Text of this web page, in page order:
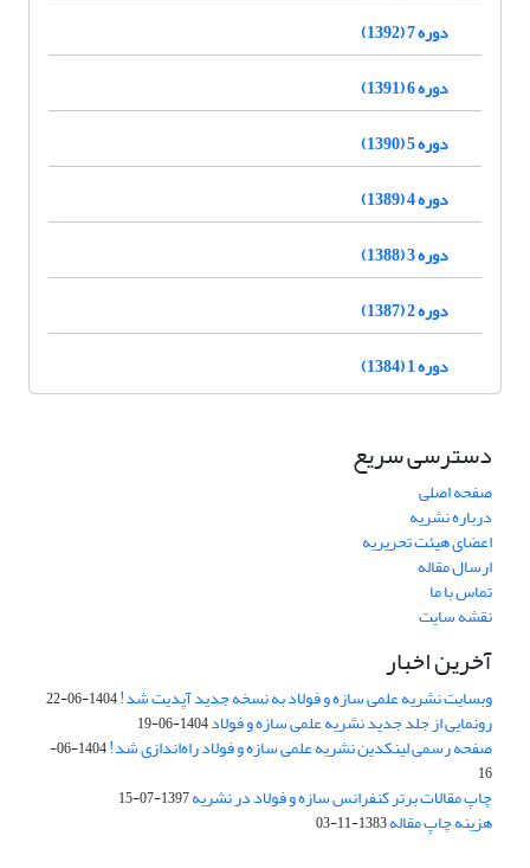
دوره 7 (1392)
دوره 6 (1391)
دوره 5 (1390)
دوره 4 (1389)
دوره 3 (1388)
دوره 2 (1387)
دوره 1 (1384)
دسترسی سریع
صفحه اصلی
درباره نشریه
اعضای هیئت تحریریه
ارسال مقاله
تماس با ما
نقشه سایت
آخرین اخبار
وبسایت نشریه علمی سازه و فولاد به نسخه جدید آپدیت شد!1404-06-22
رونمایی از جلد جدید نشریه علمی سازه و فولاد1404-06-19
صفحه رسمی لینکدین نشریه علمی سازه و فولاد راه‌اندازی شد!
1404-06-
16
چاپ مقالات برتر کنفرانس سازه و فولاد در نشریه1397-07-15
هزینه چاپ مقاله1383-11-03